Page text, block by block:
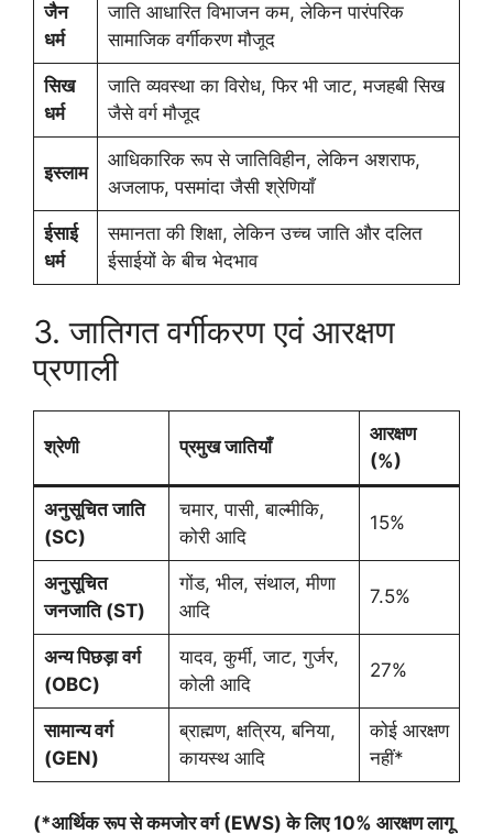
जैन
धर्म
जाति आधारित विभाजन कम, लेकिन पारंपरिक
सामाजिक वर्गीकरण मौजूद
सिख
धर्म
जाति व्यवस्था का विरोध, फिर भी जाट, मजहबी सिख
जैसे वर्ग मौजूद
इस्लाम
आधिकारिक रूप से जातिविहीन, लेकिन अशराफ,
अजलाफ, पसमांदा जैसी श्रेणियाँ
ईसाई
धर्म
समानता की शिक्षा, लेकिन उच्च जाति और दलित
ईसाईयों के बीच भेदभाव
3. जातिगत वर्गीकरण एवं आरक्षण
प्रणाली
श्रेणी प्रमुख जातियाँ
आरक्षण
(%)
अनुसूचित जाति
(SC)
चमार, पासी, बाल्मीकि,
कोरी आदि
15%
अनुसूचित
जनजाति (ST)
गोंड, भील, संथाल, मीणा
आदि
7.5%
अन्य पिछड़ा वर्ग
(OBC)
यादव, कुर्मी, जाट, गुर्जर,
कोली आदि
27%
सामान्य वर्ग
(GEN)
ब्राह्मण, क्षत्रिय, बनिया,
कायस्थ आदि
कोई आरक्षण
नहीं*
(*आर्थिक रूप से कमजोर वर्ग (EWS) के लिए 10% आरक्षण लागू